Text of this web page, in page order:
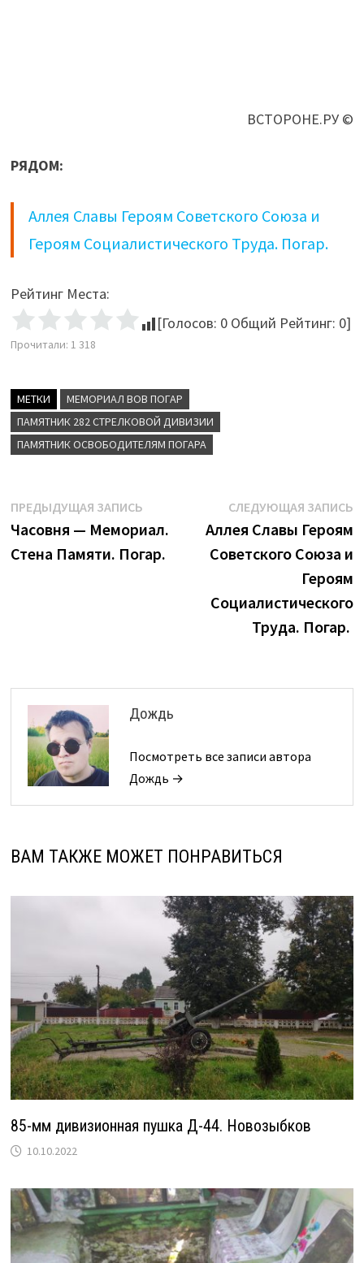
ВСТОРОНЕ.РУ ©
РЯДОМ:
Аллея Славы Героям Советского Союза и
Героям Социалистического Труда. Погар.
Рейтинг Места:
[Голосов: 0Общий Рейтинг: 0]
Прочитали: 1 318
МЕТКИ
МЕМОРИАЛ ВОВ ПОГАР
ПАМЯТНИК 282 СТРЕЛКОВОЙ ДИВИЗИИ
ПАМЯТНИК ОСВОБОДИТЕЛЯМ ПОГАРА
Навигация
по
ПРЕДЫДУЩАЯ ЗАПИСЬПредыдущая
запись:
Часовня — Мемориал.
Стена Памяти. Погар.
СЛЕДУЮЩАЯ ЗАПИСЬ
Аллея Славы Героям
Советского Союза и
Героям
Социалистического
Труда. Погар.
Дождь
Посмотреть все записи автора
Дождь →
ВАМ ТАКЖЕ МОЖЕТ ПОНРАВИТЬСЯ
85-мм дивизионная пушка Д-44. Новозыбков
10.10.2022